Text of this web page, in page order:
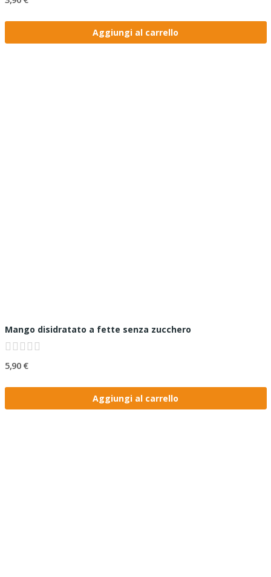
Aggiungi al carrello
Mango disidratato a fette senza zucchero
5,90 €
Aggiungi al carrello